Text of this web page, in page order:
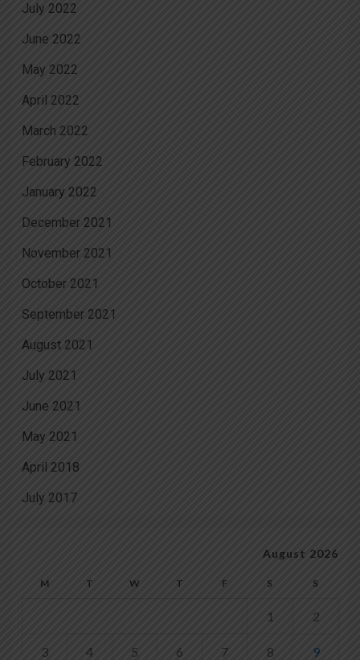
July 2022
June 2022
May 2022
April 2022
March 2022
February 2022
January 2022
December 2021
November 2021
October 2021
September 2021
August 2021
July 2021
June 2021
May 2021
April 2018
July 2017
August 2026
M T W T F S S
1 2
3 4 5 6 7 8 9